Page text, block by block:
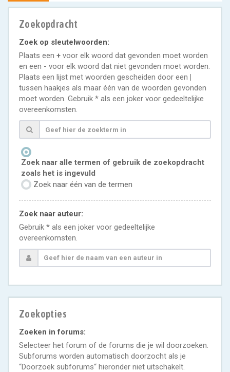
Zoekopdracht
Zoek op sleutelwoorden:
Plaats een + voor elk woord dat gevonden moet worden
en een - voor elk woord dat niet gevonden moet worden.
Plaats een lijst met woorden gescheiden door een |
tussen haakjes als maar één van de woorden gevonden
moet worden. Gebruik * als een joker voor gedeeltelijke
overeenkomsten.
Zoek naar alle termen of gebruik de zoekopdracht
zoals het is ingevuld
Zoek naar één van de termen
Zoek naar auteur:
Gebruik * als een joker voor gedeeltelijke
overeenkomsten.
Zoekopties
Zoeken in forums:
Selecteer het forum of de forums die je wil doorzoeken.
Subforums worden automatisch doorzocht als je
“Doorzoek subforums“ hieronder niet uitschakelt.